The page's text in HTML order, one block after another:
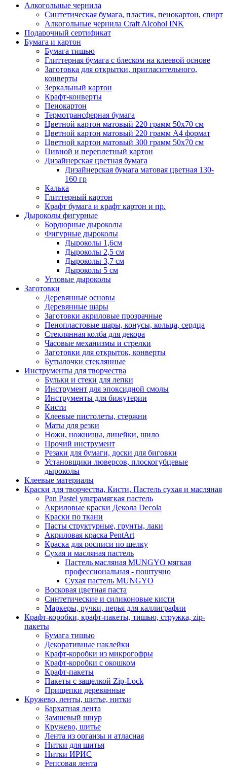
Алкогольные чернила
Синтетическая бумага, пластик, пенокартон, спирт
Алкогольные чернила Craft Alcohol INK
Подарочный сертификат
Бумага и картон
Бумага тишью
Глиттерная бумага с блеском на клеевой основе
Заготовка для открытки, пригласительного,
конверты
Зеркальный картон
Крафт-конверты
Пенокартон
Термотрансферная бумага
Цветной картон матовый 220 грамм 50х70 см
Цветной картон матовый 220 грамм A4 формат
Цветной картон матовый 300 грамм 50х70 см
Пивной и переплетный картон
Дизайнерская цветная бумага
Дизайнерская бумага матовая цветная 130-
160 гр
Калька
Глиттерный картон
Крафт бумага и крафт картон и пр.
Дыроколы фигурные
Бордюрные дыроколы
Фигурные дыроколы
Дыроколы 1,6см
Дыроколы 2,5 см
Дыроколы 3,7 см
Дыроколы 5 см
Угловые дыроколы
Заготовки
Деревянные основы
Деревянные шары
Заготовки акриловые прозрачные
Пенопластовые шары, конусы, кольца, сердца
Стеклянная колба для декора
Часовые механизмы и стрелки
Заготовки для открыток, конверты
Бутылочки стеклянные
Инструменты для творчества
Бульки и стеки для лепки
Инструмент для эпоксидной смолы
Инструменты для бижутерии
Кисти
Клеевые пистолеты, стержни
Маты для резки
Ножи, ножницы, линейки, шило
Прочий инструмент
Резаки для бумаги, доски для биговки
Установщики люверсов, плоскогубцевые
дыроколы
Клеевые материалы
Краски для творчества, Кисти, Пастель сухая и масляная
Pan Pastel ультрамягкая пастель
Акриловые краски Декола Decola
Краски по ткани
Пасты структурные, грунты, лаки
Акриловая краска PentArt
Краска для росписи по шелку
Cухая и масляная пастель
Пастель масляная MUNGYO мягкая
профессиональная - поштучно
Сухая пастель MUNGYO
Восковая цветная паста
Синтетические и силиконовые кисти
Маркеры, ручки, перья для каллиграфии
Крафт-коробки, крафт-пакеты, тишью, стружка, zip-
пакеты
Бумага тишью
Декоративные наклейки
Крафт-коробки из микрогофры
Крафт-коробки с окошком
Крафт-пакеты
Пакеты с защелкой Zip-Lock
Прищепки деревянные
Кружево, ленты, шитье, нитки
Бархатная лента
Замшевый шнур
Кружево, шитье
Лента из органзы и атласная
Нитки для шитья
Нитки ИРИС
Репсовая лента